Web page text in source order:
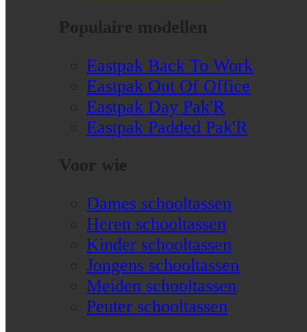
Populaire modellen
Eastpak Back To Work
Eastpak Out Of Office
Eastpak Day Pak'R
Eastpak Padded Pak'R
Voor wie
Dames schooltassen
Heren schooltassen
Kinder schooltassen
Jongens schooltassen
Meiden schooltassen
Peuter schooltassen